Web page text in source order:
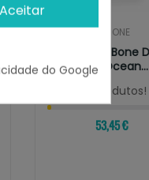
HARPER AND BONE
Harper And Bone
Adult Mini Ocean
Wonders
¡Últimas produtos!
53,45 €
Aceitar
do Google